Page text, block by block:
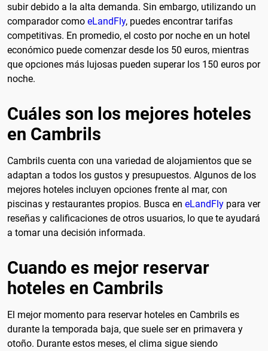
subir debido a la alta demanda. Sin embargo, utilizando un
comparador como eLandFly, puedes encontrar tarifas
competitivas. En promedio, el costo por noche en un hotel
económico puede comenzar desde los 50 euros, mientras
que opciones más lujosas pueden superar los 150 euros por
noche.
Cuáles son los mejores hoteles
en Cambrils
Cambrils cuenta con una variedad de alojamientos que se
adaptan a todos los gustos y presupuestos. Algunos de los
mejores hoteles incluyen opciones frente al mar, con
piscinas y restaurantes propios. Busca en eLandFly para ver
reseñas y calificaciones de otros usuarios, lo que te ayudará
a tomar una decisión informada.
Cuando es mejor reservar
hoteles en Cambrils
El mejor momento para reservar hoteles en Cambrils es
durante la temporada baja, que suele ser en primavera y
otoño. Durante estos meses, el clima sigue siendo